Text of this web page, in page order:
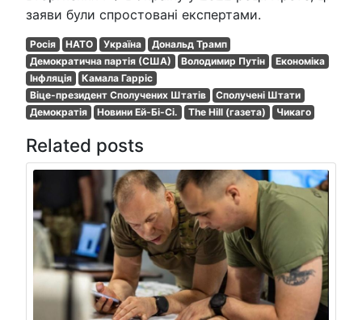
заяви були спростовані експертами.
Росія НАТО Україна
Дональд Трамп
Демократична партія (США)
Володимир Путін
Економіка
Інфляція
Камала Гарріс
Віце-президент Сполучених Штатів
Сполучені Штати
Демократія
Новини Ей-Бі-Сі. The Hill (газета) Чикаго
Related posts